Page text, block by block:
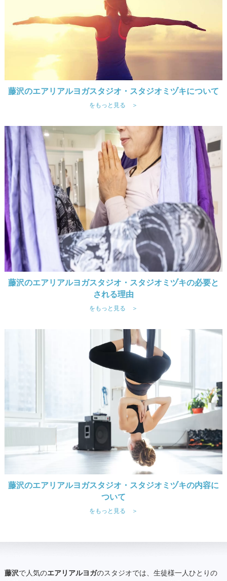
藤沢のエアリアルヨガスタジオ・スタジオミヅキについて
をもっと見る ＞
藤沢のエアリアルヨガスタジオ・スタジオミヅキの必要と
される理由
をもっと見る ＞
藤沢のエアリアルヨガスタジオ・スタジオミヅキの内容に
ついて
をもっと見る ＞
藤沢で人気のエアリアルヨガのスタジオでは、生徒様一人ひとりの